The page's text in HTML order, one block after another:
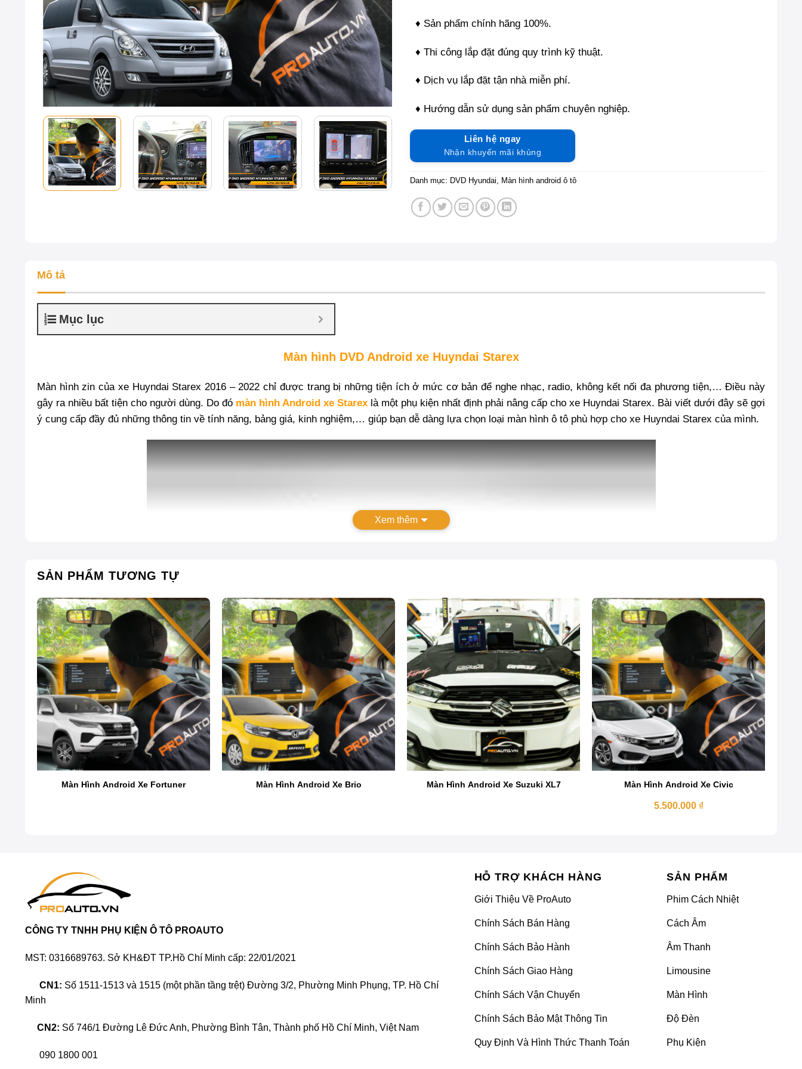
♦ Sản phẩm chính hãng 100%.
♦ Thi công lắp đặt đúng quy trình kỹ thuật.
♦ Dịch vụ lắp đặt tận nhà miễn phí.
♦ Hướng dẫn sử dụng sản phẩm chuyên nghiệp.
Liên hệ ngay
Nhận khuyến mãi khủng
Danh mục: DVD Hyundai Màn hình android ô tô
Mô tả
Mục lục
Màn hình DVD Android xe Huyndai Starex
Màn hình zin của xe Huyndai Starex 2016 – 2022 chỉ được trang bị những tiện ích ở mức cơ bản để nghe nhạc, radio, không kết nối đa phương tiện,… Điều này
gây ra nhiều bất tiện cho người dùng. Do đó màn hình Android xe Starex là một phụ kiện nhất định phải nâng cấp cho xe Huyndai Starex. Bài viết dưới đây sẽ gợi
ý cung cấp đầy đủ những thông tin về tính năng, bảng giá, kinh nghiệm,… giúp bạn dễ dàng lựa chọn loại màn hình ô tô phù hợp cho xe Huyndai Starex của mình.
Top 4 màn hình DVD Android xe ô tô
Xem thêm
SẢN PHẨM TƯƠNG TỰ
Màn Hình Android Xe Fortuner Màn Hình Android Xe Brio Màn Hình Android Xe Suzuki XL7 Màn Hình Android Xe Civic
5.500.000 ₫
CÔNG TY TNHH PHỤ KIỆN Ô TÔ PROAUTO
MST: 0316689763. Sở KH&ĐT TP.Hồ Chí Minh cấp: 22/01/2021
CN1: Số 1511-1513 và 1515 (một phần tầng trệt) Đường 3/2, Phường Minh Phụng, TP. Hồ Chí
Minh
CN2: Số 746/1 Đường Lê Đức Anh, Phường Bình Tân, Thành phố Hồ Chí Minh, Việt Nam
090 1800 001
HỖ TRỢ KHÁCH HÀNG
Giới Thiệu Về ProAuto
Chính Sách Bán Hàng
Chính Sách Bảo Hành
Chính Sách Giao Hàng
Chính Sách Vận Chuyển
Chính Sách Bảo Mật Thông Tin
Quy Định Và Hình Thức Thanh Toán
SẢN PHẨM
Phim Cách Nhiệt
Cách Âm
Âm Thanh
Limousine
Màn Hình
Độ Đèn
Phụ Kiện